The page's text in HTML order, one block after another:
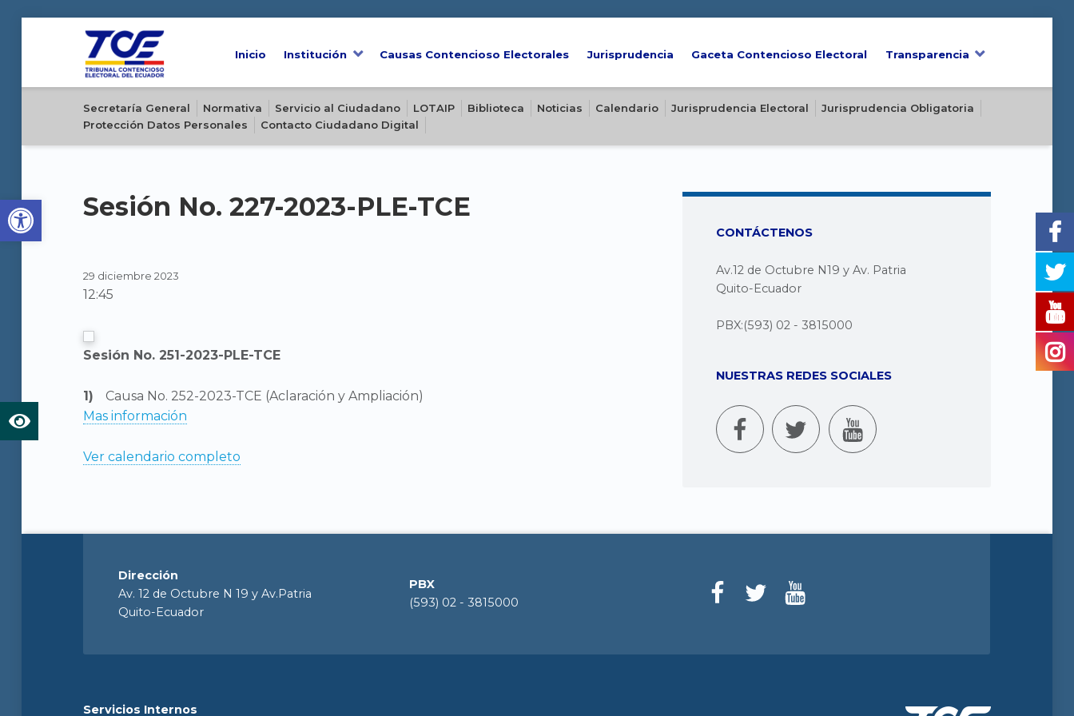
Open toolbar
Inicio Institución Causas Contencioso Electorales Jurisprudencia Gaceta Contencioso Electoral Transparencia
Secretaría General Normativa Servicio al Ciudadano LOTAIP Biblioteca Noticias Calendario Jurisprudencia Electoral
Jurisprudencia Obligatoria
Protección Datos Personales
Contacto Ciudadano Digital
Sesión No. 227-2023-PLE-TCE
29 diciembre 2023
12:45
Sesión No. 251-2023-PLE-TCE
Causa No. 252-2023-TCE (Aclaración y Ampliación)
Mas información
Ver calendario completo
CONTÁCTENOS
Av.12 de Octubre N19 y Av. Patria
Quito-Ecuador
PBX:(593) 02 - 3815000
NUESTRAS REDES SOCIALES
Dirección
Av. 12 de Octubre N 19 y Av.Patria
Quito-Ecuador
PBX
(593) 02 - 3815000
Servicios Internos